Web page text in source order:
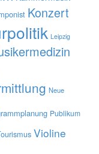
Konzert
Leipzig
Neue
Publikum
Violine